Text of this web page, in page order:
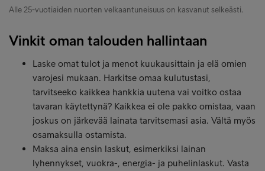
Alle 25-vuotiaiden nuorten velkaantuneisuus on kasvanut selkeästi.
Vinkit oman talouden hallintaan
Laske omat tulot ja menot kuukausittain ja elä omien
varojesi mukaan. Harkitse omaa kulutustasi,
tarvitseeko kaikkea hankkia uutena vai voitko ostaa
tavaran käytettynä? Kaikkea ei ole pakko omistaa, vaan
joskus on järkevää lainata tarvitsemasi asia. Vältä myös
osamaksulla ostamista.
Maksa aina ensin laskut, esimerkiksi lainan
lyhennykset, vuokra-, energia- ja puhelinlaskut. Vasta